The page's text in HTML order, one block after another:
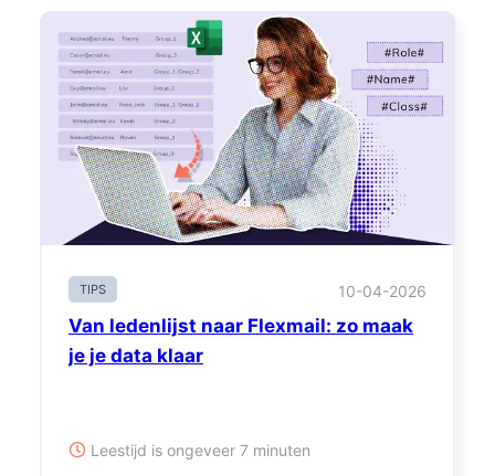
TIPS 10-04-2026
Van ledenlijst naar Flexmail: zo maak
je je data klaar
Leestijd is ongeveer 7 minuten